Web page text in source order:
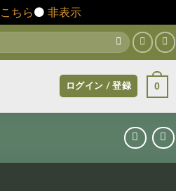
ちら⚫️ 非表示
ログイン / 登録 0